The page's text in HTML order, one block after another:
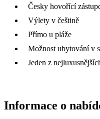
Česky hovořící
Výlety v češtině
Přímo u pláže
Možnost ubytování v
Jeden z
Informace o